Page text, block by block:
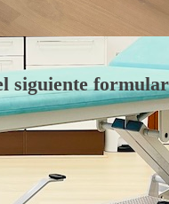
siguiente